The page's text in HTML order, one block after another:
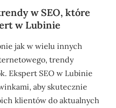
w SEO, które
w Lubinie
jak w wielu innych
trendy
Ekspert SEO w Lubinie
aby skutecznie
klientów do aktualnych